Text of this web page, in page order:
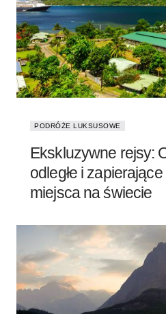
PODRÓŻE LUKSUSOWE
Ekskluzywne rejsy:
odległe i
miejsca na świecie